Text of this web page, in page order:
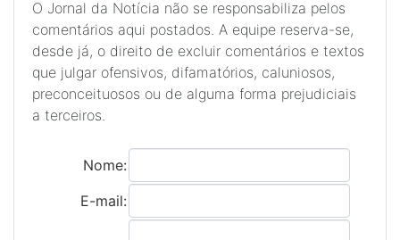
O Jornal da Notícia não se responsabiliza pelos
comentários aqui postados. A equipe reserva-se,
desde já, o direito de excluir comentários e textos
que julgar ofensivos, difamatórios, caluniosos,
preconceituosos ou de alguma forma prejudiciais
a terceiros.
Nome:
E-mail: